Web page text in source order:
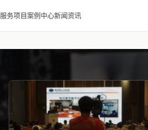
服务项目案例中心新闻资讯